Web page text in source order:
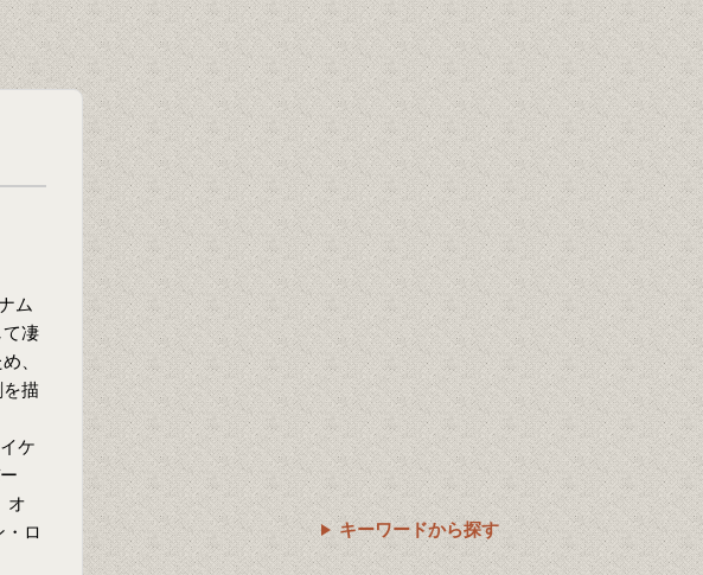
ム
凄
、
描
ケ
オ
・ロ
キーワードから探す